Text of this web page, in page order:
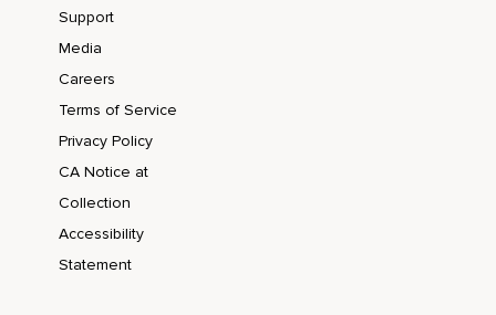
Support
Media
Careers
Terms of Service
Privacy Policy
CA Notice at
Collection
Accessibility
Statement